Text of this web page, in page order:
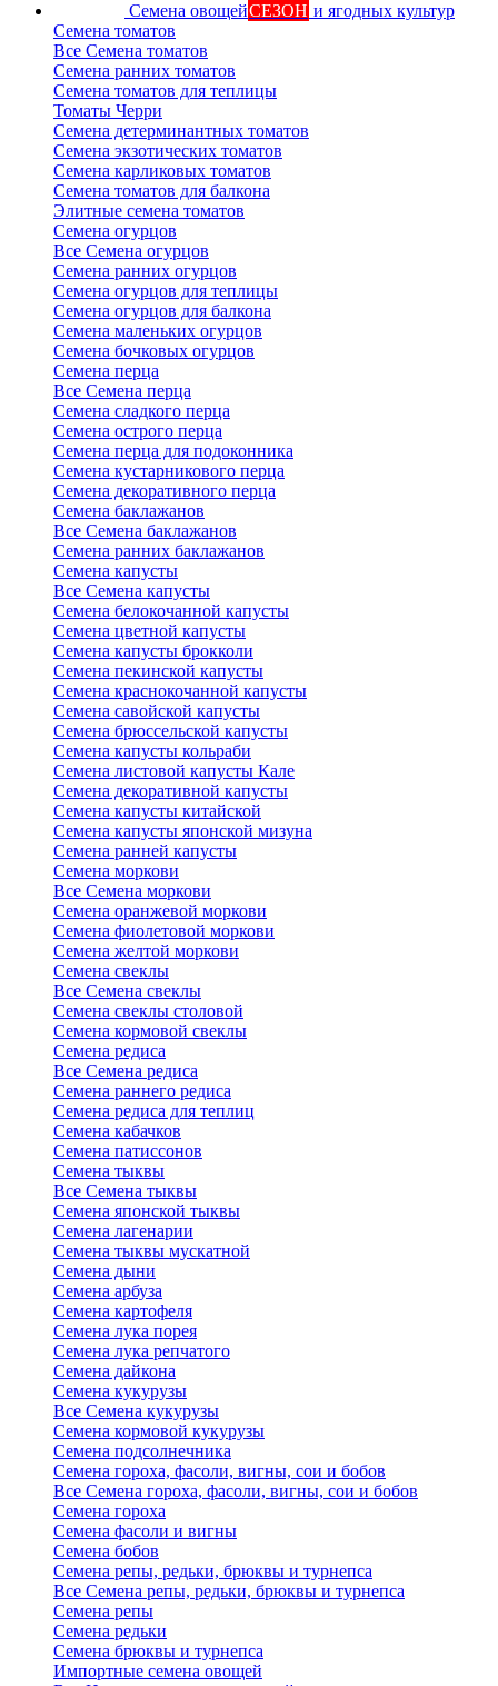
Семена овощейСЕЗОН и ягодных культур
Семена томатов
Все Семена томатов
Семена ранних томатов
Семена томатов для теплицы
Томаты Черри
Семена детерминантных томатов
Семена экзотических томатов
Семена карликовых томатов
Семена томатов для балкона
Элитные семена томатов
Семена огурцов
Все Семена огурцов
Семена ранних огурцов
Семена огурцов для теплицы
Семена огурцов для балкона
Семена маленьких огурцов
Семена бочковых огурцов
Семена перца
Все Семена перца
Семена сладкого перца
Семена острого перца
Семена перца для подоконника
Семена кустарникового перца
Семена декоративного перца
Семена баклажанов
Все Семена баклажанов
Семена ранних баклажанов
Семена капусты
Все Семена капусты
Семена белокочанной капусты
Семена цветной капусты
Семена капусты брокколи
Семена пекинской капусты
Семена краснокочанной капусты
Семена савойской капусты
Семена брюссельской капусты
Семена капусты кольраби
Семена листовой капусты Кале
Семена декоративной капусты
Семена капусты китайской
Семена капусты японской мизуна
Семена ранней капусты
Семена моркови
Все Семена моркови
Семена оранжевой моркови
Семена фиолетовой моркови
Семена желтой моркови
Семена свеклы
Все Семена свеклы
Семена свеклы столовой
Семена кормовой свеклы
Семена редиса
Все Семена редиса
Семена раннего редиса
Семена редиса для теплиц
Семена кабачков
Семена патиссонов
Семена тыквы
Все Семена тыквы
Семена японской тыквы
Семена лагенарии
Семена тыквы мускатной
Семена дыни
Семена арбуза
Семена картофеля
Семена лука порея
Семена лука репчатого
Семена дайкона
Семена кукурузы
Все Семена кукурузы
Семена кормовой кукурузы
Семена подсолнечника
Семена гороха, фасоли, вигны, сои и бобов
Все Семена гороха, фасоли, вигны, сои и бобов
Семена гороха
Семена фасоли и вигны
Семена бобов
Семена репы, редьки, брюквы и турнепса
Все Семена репы, редьки, брюквы и турнепса
Семена репы
Семена редьки
Семена брюквы и турнепса
Импортные семена овощей